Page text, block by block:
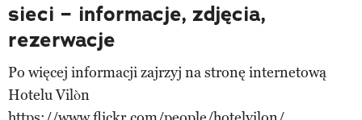
sieci – informacje, zdjęcia,
rezerwacje
Po więcej informacji zajrzyj na stronę internetową
Hotelu Vilòn